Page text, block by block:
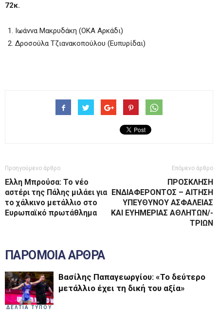
72κ.
Ιωάννα Μακρυδάκη (ΟΚΑ Αρκάδι)
Δροσούλα Τζιανακοπούλου (Ευπυρίδαι)
Προηγούμενο άρθρο
Ελλη Μπρούσα: Το νέο
αστέρι της Πάλης μιλάει για
το χάλκινο μετάλλιο στο
Ευρωπαϊκό πρωτάθλημα
Επόμενο άρθρο
ΠΡΟΣΚΛΗΣΗ
ΕΝΔΙΑΦΕΡΟΝΤΟΣ – ΑΙΤΗΣΗ
ΥΠΕΥΘΥΝΟΥ ΑΣΦΑΛΕΙΑΣ
ΚΑΙ ΕΥΗΜΕΡΙΑΣ ΑΘΛΗΤΩΝ/-
ΤΡΙΩΝ
ΠΑΡΟΜΟΙΑ ΑΡΘΡΑ
ΔΕΛΤΙΑ ΤΥΠΟΥ
Βασίλης Παπαγεωργίου: «Το δεύτερο
μετάλλιο έχει τη δική του αξία»